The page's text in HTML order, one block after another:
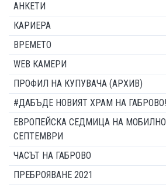
АНКЕТИ
КАРИЕРА
ВРЕМЕТО
WEB КАМЕРИ
ПРОФИЛ НА КУПУВАЧА (АРХИВ)
#ДАБЪДЕ НОВИЯТ ХРАМ НА ГАБРОВО!
ЕВРОПЕЙСКА СЕДМИЦА НА
СЕПТЕМВРИ
ЧАСЪТ НА ГАБРОВО
ПРЕБРОЯВАНЕ 2021